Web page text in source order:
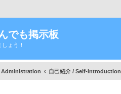
でも掲示板
ょう！
Administration 自己紹介 / Self-Introduction